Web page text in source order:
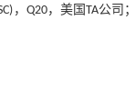
，Q20，美国TA公司